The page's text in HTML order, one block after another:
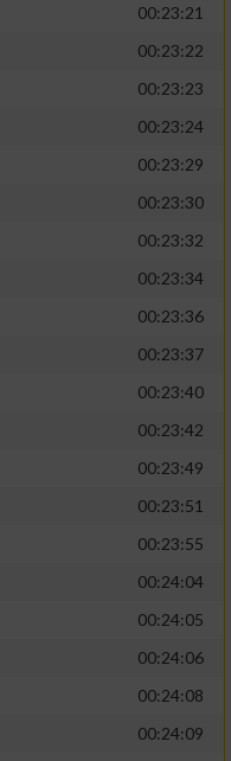
00:23:21
00:23:22
00:23:23
00:23:24
00:23:29
00:23:30
00:23:32
00:23:34
00:23:36
00:23:37
00:23:40
00:23:42
00:23:49
00:23:51
00:23:55
00:24:04
00:24:05
00:24:06
00:24:08
00:24:09